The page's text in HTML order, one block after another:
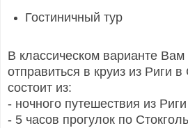
Гостиничный тур
В классическом варианте Вам
отправиться в круиз из Риги
состоит из:
- ночного путешествия из
- 5 часов прогулок по